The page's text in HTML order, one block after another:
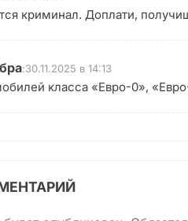
криминал. Доплати,
:30.11.2025 в 14:13
класса «Евро-0»,